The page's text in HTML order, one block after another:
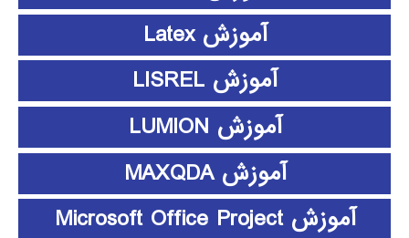
آموزش Latex
آموزش LISREL
آموزش LUMION
آموزش MAXQDA
آموزش Microsoft Office Project